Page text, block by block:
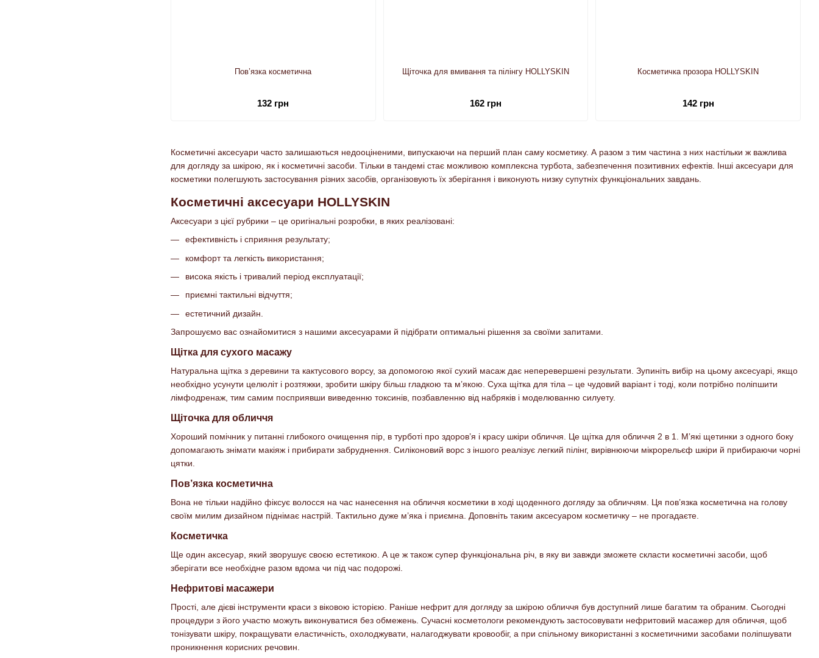
Косметичні аксесуари часто залишаються недооціненими, випускаючи на перший план саму косметику. А разом з тим частина з них настільки ж важлива
для догляду за шкірою, як і косметичні засоби. Тільки в тандемі стає можливою комплексна турбота, забезпечення позитивних ефектів. Інші аксесуари для
косметики полегшують застосування різних засобів, організовують їх зберігання і виконують низку супутніх функціональних завдань.
Косметичні аксесуари HOLLYSKIN
Аксесуари з цієї рубрики – це оригінальні розробки, в яких реалізовані:
ефективність і сприяння результату;
комфорт та легкість використання;
висока якість і тривалий період експлуатації;
приємні тактильні відчуття;
естетичний дизайн.
Запрошуємо вас ознайомитися з нашими аксесуарами й підібрати оптимальні рішення за своїми запитами.
Щітка для сухого масажу
Натуральна щітка з деревини та кактусового ворсу, за допомогою якої сухий масаж дає неперевершені результати. Зупиніть вибір на цьому аксесуарі, якщо
необхідно усунути целюліт і розтяжки, зробити шкіру більш гладкою та м’якою. Суха щітка для тіла – це чудовий варіант і тоді, коли потрібно поліпшити
лімфодренаж, тим самим посприявши виведенню токсинів, позбавленню від набряків і моделюванню силуету.
Щіточка для обличчя
Хороший помічник у питанні глибокого очищення пір, в турботі про здоров’я і красу шкіри обличчя. Це щітка для обличчя 2 в 1. М’які щетинки з одного боку
допомагають знімати макіяж і прибирати забруднення. Силіконовий ворс з іншого реалізує легкий пілінг, вирівнюючи мікрорельєф шкіри й прибираючи чорні
цятки.
Пов’язка косметична
Вона не тільки надійно фіксує волосся на час нанесення на обличчя косметики в ході щоденного догляду за обличчям. Ця пов’язка косметична на голову
своїм милим дизайном піднімає настрій. Тактильно дуже м’яка і приємна. Доповніть таким аксесуаром косметичку – не прогадаєте.
Косметичка
Ще один аксесуар, який зворушує своєю естетикою. А це ж також супер функціональна річ, в яку ви завжди зможете скласти косметичні засоби, щоб
зберігати все необхідне разом вдома чи під час подорожі.
Нефритові масажери
Прості, але дієві інструменти краси з віковою історією. Раніше нефрит для догляду за шкірою обличчя був доступний лише багатим та обраним. Сьогодні
процедури з його участю можуть виконуватися без обмежень. Сучасні косметологи рекомендують застосовувати нефритовий масажер для обличчя, щоб
тонізувати шкіру, покращувати еластичність, охолоджувати, налагоджувати кровообіг, а при спільному використанні з косметичними засобами поліпшувати
проникнення корисних речовин.
Пов’язка косметична
132 грн
Щіточка для вмивання та пілінгу HOLLYSKIN
162 грн
Косметичка прозора HOLLYSKIN
142 грн